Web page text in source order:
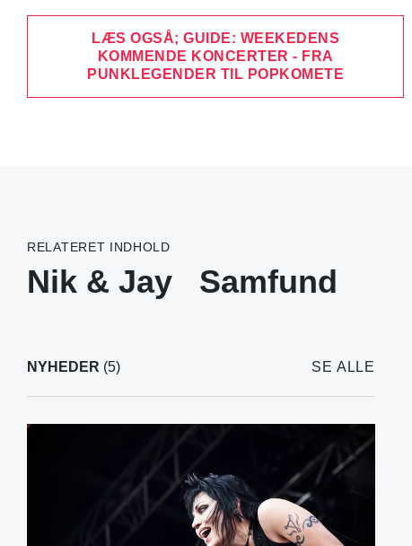
LÆS OGSÅ; GUIDE: WEEKEDENS
KOMMENDE KONCERTER - FRA
PUNKLEGENDER TIL POPKOMETE
RELATERET INDHOLD
Nik & Jay Samfund
NYHEDER (5) SE ALLE